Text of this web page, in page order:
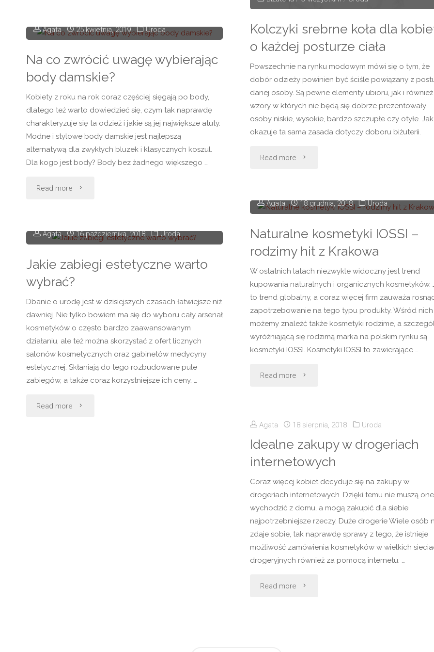
Kolczyki srebrne koła dla
o każdej posturze ciała
Powszechnie na rynku modowym mówi się o tym, że
dobór odzieży powinien być ściśle powiązany z
danej osoby. Są pewne elementy ubioru, jak i również
wzory w których nie będą się dobrze prezentowały
osoby niskie, wysokie, bardzo szczupłe czy otyłe.
okazuje ta sama zasada dotyczy doboru biżuterii.
Read more "Kolczyki
koła
każdej
posturze
Agata 25 kwietnia, 2019 Uroda
Na co zwrócić uwagę wybierając
body damskie?
Kobiety z roku na rok coraz częściej sięgają po body,
dlatego też warto dowiedzieć się, czym tak naprawdę
charakteryzuje się ta odzież i jakie są jej największe atuty.
Modne i stylowe body damskie jest najlepszą
alternatywą dla zwykłych bluzek i klasycznych koszul.
Dla kogo jest body? Body bez żadnego większego …
Read more "Na
zwrócić
wybierając
damskie?"
Agata 18 grudnia, 2018 Uroda
Naturalne kosmetyki IOSSI –
rodzimy hit z Krakowa
W ostatnich latach niezwykle widoczny jest trend
kupowania naturalnych i organicznych kosmetyków.
to trend globalny, a coraz więcej firm zauważa
zapotrzebowanie na tego typu produkty. Wśród nich
możemy znaleźć także kosmetyki rodzime, a
wyróżniającą się rodzimą marka na polskim rynku są
kosmetyki IOSSI. Kosmetyki IOSSI to zawierające …
Read more "Naturalne
rodzimy
hit
z
Krakowa"
Agata 16 października, 2018 Uroda
Jakie zabiegi estetyczne warto
wybrać?
Dbanie o urodę jest w dzisiejszych czasach łatwiejsze niż
dawniej. Nie tylko bowiem ma się do wyboru cały arsenał
kosmetyków o często bardzo zaawansowanym
działaniu, ale też można skorzystać z ofert licznych
salonów kosmetycznych oraz gabinetów medycyny
estetycznej. Skłaniają do tego rozbudowane pule
zabiegów, a także coraz korzystniejsze ich ceny. …
Read more "Jakie
Agata 18 sierpnia, 2018 Uroda
Idealne zakupy w drogeriach
internetowych
Coraz więcej kobiet decyduje się na zakupy w
drogeriach internetowych. Dzięki temu nie muszą one
wychodzić z domu, a mogą zakupić dla siebie
najpotrzebniejsze rzeczy. Duże drogerie Wiele osób
zdaje sobie, tak naprawdę sprawy z tego, że istnieje
możliwość zamówienia kosmetyków w wielkich
drogeryjnych również za pomocą internetu. …
Read more "Idealne